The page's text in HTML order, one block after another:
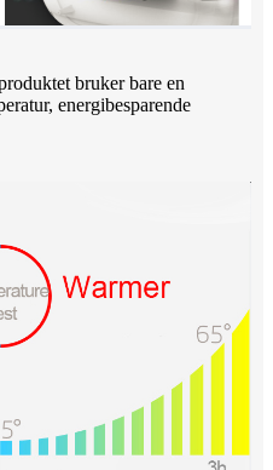
bruker bare en
energibesparende